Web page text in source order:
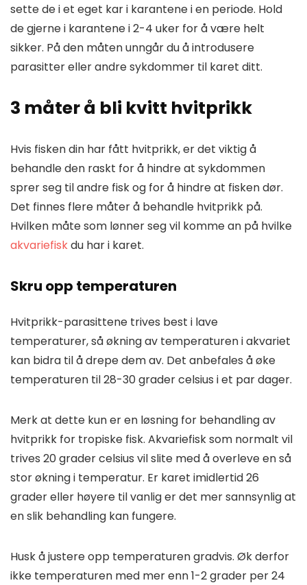
sette de i et eget kar i karantene i en periode. Hold
de gjerne i karantene i 2-4 uker for å være helt
sikker. På den måten unngår du å introdusere
parasitter eller andre sykdommer til karet ditt.
3 måter å bli kvitt hvitprikk
Hvis fisken din har fått hvitprikk, er det viktig å
behandle den raskt for å hindre at sykdommen
sprer seg til andre fisk og for å hindre at fisken dør.
Det finnes flere måter å behandle hvitprikk på.
Hvilken måte som lønner seg vil komme an på hvilke
akvariefiskdu har i karet.
Skru opp temperaturen
Hvitprikk-parasittene trives best i lave
temperaturer, så økning av temperaturen i akvariet
kan bidra til å drepe dem av. Det anbefales å øke
temperaturen til 28-30 grader celsius i et par dager.
Merk at dette kun er en løsning for behandling av
hvitprikk for tropiske fisk. Akvariefisk som normalt vil
trives 20 grader celsius vil slite med å overleve en så
stor økning i temperatur. Er karet imidlertid 26
grader eller høyere til vanlig er det mer sannsynlig at
en slik behandling kan fungere.
Husk å justere opp temperaturen gradvis. Øk derfor
ikke temperaturen med mer enn 1-2 grader per 24